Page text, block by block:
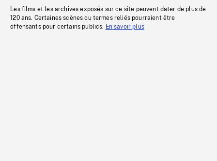
Les films et les archives exposés sur ce site peuvent dater de plus de
120 ans. Certaines scènes ou termes reliés pourraient être
offensants pour certains publics. En savoir plus